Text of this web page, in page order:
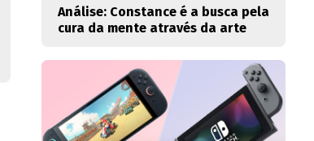
Análise: Constance é a busca pela
cura da mente através da arte